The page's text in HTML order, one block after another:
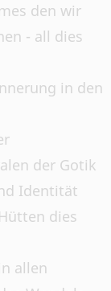
den wir
- all dies
in den
der Gotik
Identität
dies
allen